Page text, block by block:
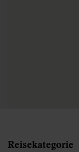
Reisekategorie